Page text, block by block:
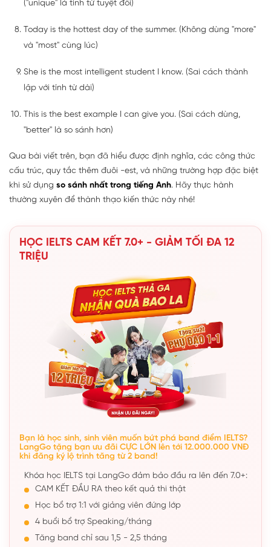
("unique" là tính từ tuyệt đối)
Today is the hottest day of the summer. (Không dùng "more"
và "most" cùng lúc)
She is the most intelligent student I know. (Sai cách thành
lập với tính từ dài)
This is the best example I can give you. (Sai cách dùng,
"better" là so sánh hơn)
Qua bài viết trên, bạn đã hiểu được định nghĩa, các công thức
cấu trúc, quy tắc thêm đuôi -est, và những trường hợp đặc biệt
khi sử dụng so sánh nhất trong tiếng Anh. Hãy thực hành
thường xuyên để thành thạo kiến thức này nhé!
HỌC IELTS CAM KẾT 7.0+ - GIẢM TỐI ĐA 12
TRIỆU
Bạn là học sinh, sinh viên muốn bứt phá band điểm IELTS?
LangGo tặng bạn ưu đãi CỰC LỚN lên tới 12.000.000 VNĐ
khi đăng ký lộ trình tăng từ 2 band!
Khóa học IELTS tại LangGo đảm bảo đầu ra lên đến 7.0+:
CAM KẾT ĐẦU RA theo kết quả thi thật
Học bổ trợ 1:1 với giảng viên đứng lớp
4 buổi bổ trợ Speaking/tháng
Tăng band chỉ sau 1,5 - 2,5 tháng